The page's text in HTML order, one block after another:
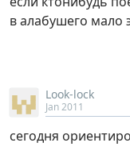
в алабушего мало
Look-lock
Jan 2011
сегодня